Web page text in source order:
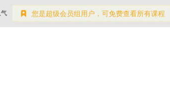
 您是超级会员组用户，可免费查看所有课程
气